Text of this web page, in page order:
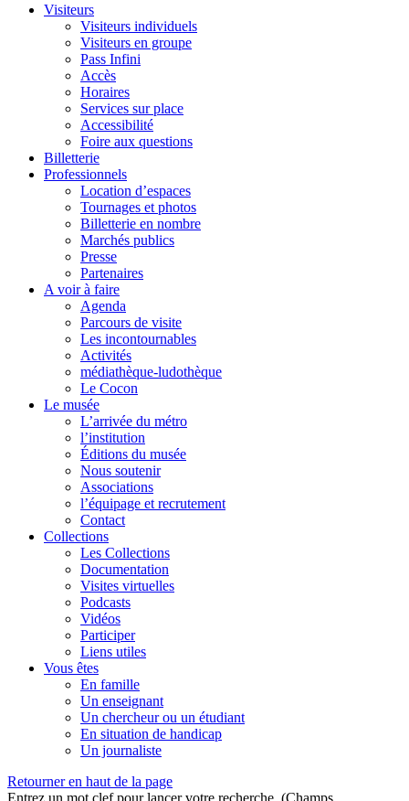
Visiteurs
Visiteurs individuels
Visiteurs en groupe
Pass Infini
Accès
Horaires
Services sur place
Accessibilité
Foire aux questions
Billetterie
Professionnels
Location d’espaces
Tournages et photos
Billetterie en nombre
Marchés publics
Presse
Partenaires
A voir à faire
Agenda
Parcours de visite
Les incontournables
Activités
médiathèque-ludothèque
Le Cocon
Le musée
L’arrivée du métro
l’institution
Éditions du musée
Nous soutenir
Associations
l’équipage et recrutement
Contact
Collections
Les Collections
Documentation
Visites virtuelles
Podcasts
Vidéos
Participer
Liens utiles
Vous êtes
En famille
Un enseignant
Un chercheur ou un étudiant
En situation de handicap
Un journaliste
Retourner en haut de la page
Entrez un mot clef pour lancer votre recherche. (Champs